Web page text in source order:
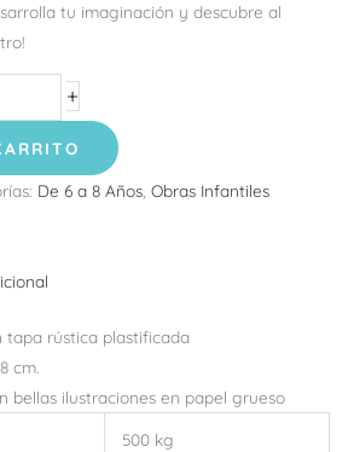
tu imaginación y descubre al
+
De 6 a 8 Años, Obras Infantiles
tapa rústica plastificada
cm.
bellas ilustraciones en papel grueso
500 kg